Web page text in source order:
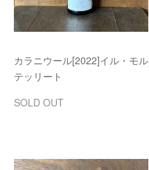
カラニウール[2022]イル・モル
テッリート
SOLD OUT